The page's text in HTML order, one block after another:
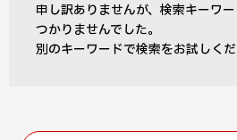
申し訳ありませんが、検索キーワ
つかりませんでした。
別のキーワードで検索をお試しくだ